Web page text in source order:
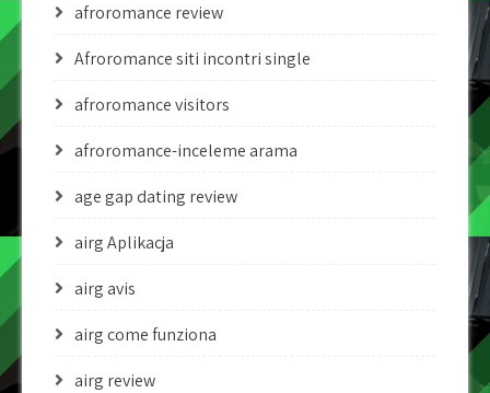
afroromance review
Afroromance siti incontri single
afroromance visitors
afroromance-inceleme arama
age gap dating review
airg Aplikacja
airg avis
airg come funziona
airg review